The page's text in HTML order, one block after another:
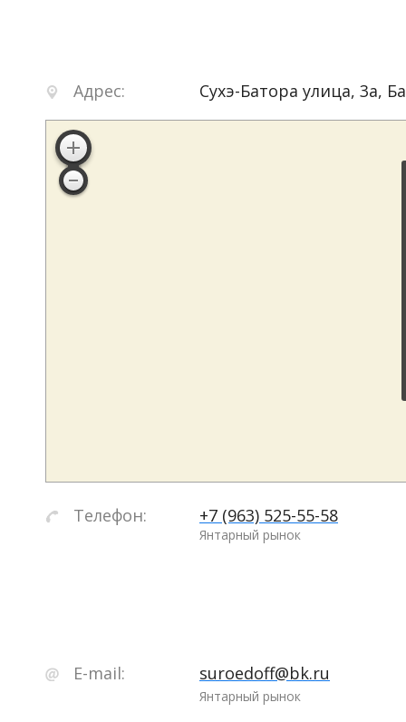
Адрес: Сухэ-Батора улица, 3а,
Телефон: +7 (963) 525-55-58
Янтарный рынок
E-mail: suroedoff@bk.ru
Янтарный рынок